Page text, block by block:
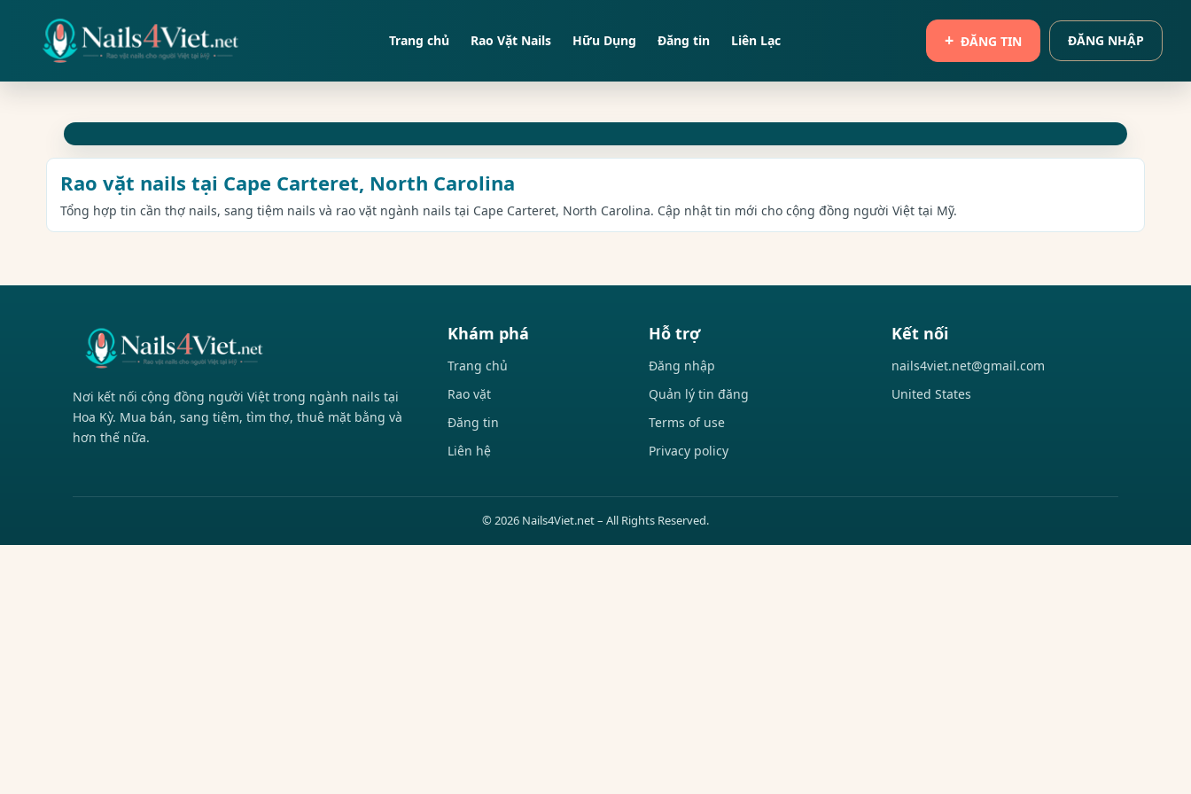
Trang chủ Rao Vặt Nails Hữu Dụng Đăng tin Liên Lạc ĐĂNG TIN ĐĂNG NHẬP
Rao vặt nails tại Cape Carteret, North Carolina
Tổng hợp tin cần thợ nails, sang tiệm nails và rao vặt ngành nails tại Cape Carteret, North Carolina. Cập nhật tin mới cho cộng đồng người Việt tại Mỹ.
Nơi kết nối cộng đồng người Việt trong ngành nails tại
Hoa Kỳ. Mua bán, sang tiệm, tìm thợ, thuê mặt bằng và
hơn thế nữa.
Khám phá
Trang chủ
Rao vặt
Đăng tin
Liên hệ
Hỗ trợ
Đăng nhập
Quản lý tin đăng
Terms of use
Privacy policy
Kết nối
nails4viet.net@gmail.com
United States
© 2026 Nails4Viet.net – All Rights Reserved.